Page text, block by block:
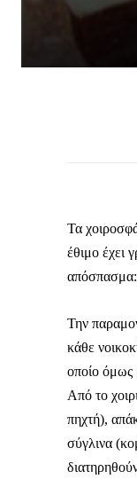
Τα
έθιμο έχει
απόσπασμα:
Την
κάθε
οποίο όμως
Από το
πηχτή),
σύγλινα